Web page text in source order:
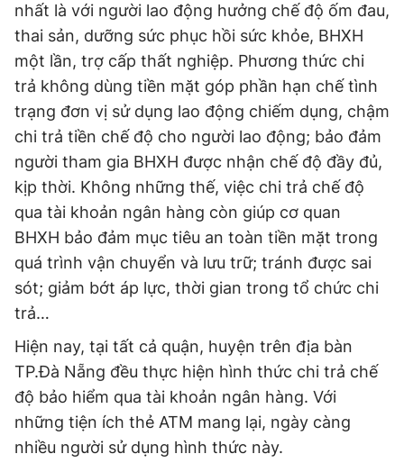
nhất là với người lao động hưởng chế độ ốm đau,
thai sản, dưỡng sức phục hồi sức khỏe, BHXH
một lần, trợ cấp thất nghiệp. Phương thức chi
trả không dùng tiền mặt góp phần hạn chế tình
trạng đơn vị sử dụng lao động chiếm dụng, chậm
chi trả tiền chế độ cho người lao động; bảo đảm
người tham gia BHXH được nhận chế độ đầy đủ,
kịp thời. Không những thế, việc chi trả chế độ
qua tài khoản ngân hàng còn giúp cơ quan
BHXH bảo đảm mục tiêu an toàn tiền mặt trong
quá trình vận chuyển và lưu trữ; tránh được sai
sót; giảm bớt áp lực, thời gian trong tổ chức chi
trả…
Hiện nay, tại tất cả quận, huyện trên địa bàn
TP.Đà Nẵng đều thực hiện hình thức chi trả chế
độ bảo hiểm qua tài khoản ngân hàng. Với
những tiện ích thẻ ATM mang lại, ngày càng
nhiều người sử dụng hình thức này.